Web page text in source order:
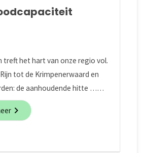
het hart van onze regio vol.
tot de Krimpenerwaard en
de aanhoudende hitte ……